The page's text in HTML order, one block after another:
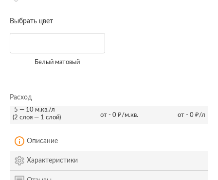
Выбрать цвет
Белый матовый
Расход
5 — 10 м.кв./л
(2 слоя — 1 слой)
от - 0 ₽/м.кв. от - 0 ₽/л
Описание
Характеристики